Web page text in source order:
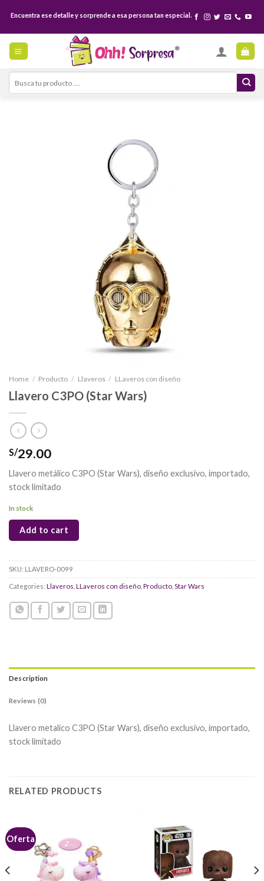
content
Encuentra ese detalle y sorprende a esa persona tan especial.
Search
for:
Home / Producto / Llaveros / LLaveros con diseño
Llavero C3PO (Star Wars)
S/29.00
Llavero metálico C3PO (Star Wars), diseño exclusivo, importado,
stock limitado
In stock
Add to cart
SKU: LLAVERO-0099
Categories: Llaveros LLaveros con diseño Producto Star Wars
Description
Reviews (0)
Llavero metalico C3PO (Star Wars), diseño exclusivo, importado,
stock limitado
RELATED PRODUCTS
Oferta